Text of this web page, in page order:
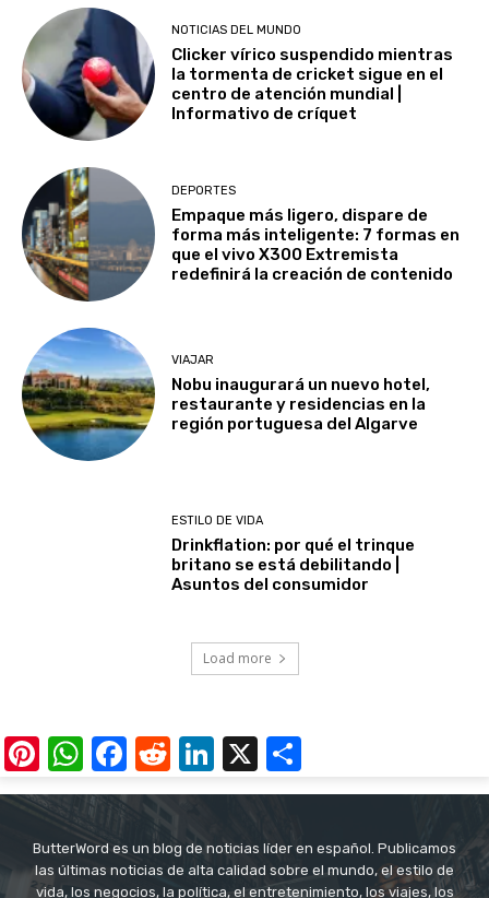
NOTICIAS DEL MUNDO
Clicker vírico suspendido mientras
la tormenta de cricket sigue en el
centro de atención mundial |
Informativo de críquet
DEPORTES
Empaque más ligero, dispare de
forma más inteligente: 7 formas en
que el vivo X300 Extremista
redefinirá la creación de contenido
VIAJAR
Nobu inaugurará un nuevo hotel,
restaurante y residencias en la
región portuguesa del Algarve
ESTILO DE VIDA
Drinkflation: por qué el trinque
britano se está debilitando |
Asuntos del consumidor
Load more
Pinterest
WhatsApp
Facebook
RedditLinkedIn
X
ButterWord es un blog de noticias líder en español. Publicamos
las últimas noticias de alta calidad sobre el mundo, el estilo de
vida, los negocios, la política, el entretenimiento, los viajes, los